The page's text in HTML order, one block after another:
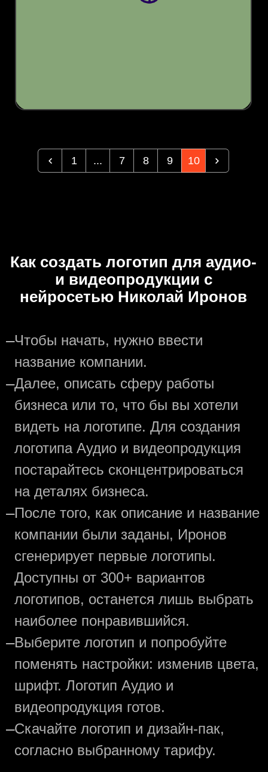
1 ... 7 8 9 10
Как создать логотип для аудио-
и видеопродукции с
нейросетью Николай Иронов
—Чтобы начать, нужно ввести
название компании.
—Далее, описать сферу работы
бизнеса или то, что бы вы хотели
видеть на логотипе. Для создания
логотипа Аудио и видеопродукция
постарайтесь сконцентрироваться
на деталях бизнеса.
—После того, как описание и название
компании были заданы, Иронов
сгенерирует первые логотипы.
Доступны от 300+ вариантов
логотипов, останется лишь выбрать
наиболее понравившийся.
—Выберите логотип и попробуйте
поменять настройки: изменив цвета,
шрифт. Логотип Аудио и
видеопродукция готов.
—Скачайте логотип и дизайн-пак,
согласно выбранному тарифу.